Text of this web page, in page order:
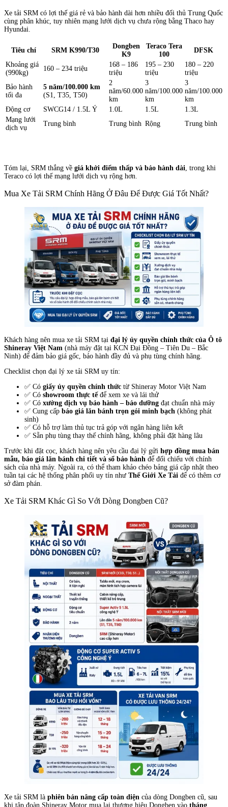
Xe tải SRM có lợi thế giá rẻ và bảo hành dài hơn nhiều đối thủ Trung Quốc
cùng phân khúc, tuy nhiên mạng lưới dịch vụ chưa rộng bằng Thaco hay
Hyundai.
Tiêu chí SRM K990/T30
Dongben
K9
Teraco Tera
100
DFSK
Khoảng giá
(990kg)
160 – 234 triệu
168 – 186
triệu
195 – 230
triệu
180 – 220
triệu
Bảo hành
tối đa
5 năm/100.000 km
(S1, T35, T50)
2
năm/60.000
km
3
năm/100.000
km
3
năm/100.000
km
Động cơ
SWCG14 / 1.5L Ý 1.0L 1.5L
1.3L
Mạng lưới
dịch vụ
Trung bình Trung bình Rộng Trung bình
Tóm lại, SRM thắng về giá khởi điểm thấp và bảo hành dài , trong khi
Teraco có lợi thế mạng lưới dịch vụ rộng hơn.
Mua Xe Tải SRM Chính Hãng Ở Đâu Để Được Giá Tốt Nhất?
Khách hàng nên mua xe tải SRM tại đại lý ủy quyền chính thức của Ô tô
Shineray Việt Nam (nhà máy đặt tại KCN Đại Đồng – Tiên Du – Bắc
Ninh) để đảm bảo giá gốc, bảo hành đầy đủ và phụ tùng chính hãng.
Checklist chọn đại lý xe tải SRM uy tín:
✅ Có giấy ủy quyền chính thức từ Shineray Motor Việt Nam
✅ Có showroom thực tế để xem xe và lái thử
✅ Có xưởng dịch vụ bảo hành – bảo dưỡng đạt chuẩn nhà máy
✅ Cung cấp báo giá lăn bánh trọn gói minh bạch (không phát
sinh)
✅ Có hỗ trợ làm thủ tục trả góp với ngân hàng liên kết
✅ Sẵn phụ tùng thay thế chính hãng, không phải đặt hàng lâu
Trước khi đặt cọc, khách hàng nên yêu cầu đại lý gửi hợp đồng mua bán
mẫu, báo giá lăn bánh chi tiết và sổ bảo hành để đối chiếu với chính
sách của nhà máy. Ngoài ra, có thể tham khảo chéo bảng giá cập nhật theo
tuần tại các hệ thống phân phối uy tín như Thế Giới Xe Tải để có thêm cơ
sở đàm phán.
Xe Tải SRM Khác Gì So Với Dòng Dongben Cũ?
Xe tải SRM là phiên bản nâng cấp toàn diện của dòng Dongben cũ, sau
khi tập đoàn Shineray Motor mua lại thương hiệu Dongben vào tháng